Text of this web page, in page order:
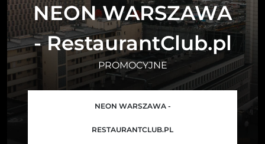
NEON WARSZAWA
- RestaurantClub.pl
PROMOCYJNE
NEON WARSZAWA -
RESTAURANTCLUB.PL